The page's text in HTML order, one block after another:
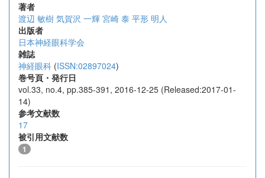
著者
渡辺 敏樹 気賀沢 一輝 宮崎 泰 平形 明人
出版者
日本神経眼科学会
雑誌
神経眼科 (ISSN:02897024)
巻号頁・発行日
vol.33, no.4, pp.385-391, 2016-12-25 (Released:2017-01-
14)
参考文献数
17
被引用文献数
1